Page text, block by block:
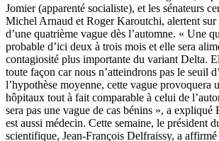
Jomier (apparenté socialiste), et les sénateurs
Michel Arnaud et Roger Karoutchi, alertent sur
d’une quatrième vague dès l’automne. « Une
probable d’ici deux à trois mois et elle sera
contagiosité plus importante du variant Delta.
toute façon car nous n’atteindrons pas le seuil
l’hypothèse moyenne, cette vague provoquera
hôpitaux tout à fait comparable à celui de
sera pas une vague de cas bénins », a expliqué
est aussi médecin. Cette semaine, le président
scientifique, Jean-François Delfraissy, a affirmé